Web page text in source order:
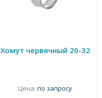
Хомут червячный 20-32
Цена: по запросу